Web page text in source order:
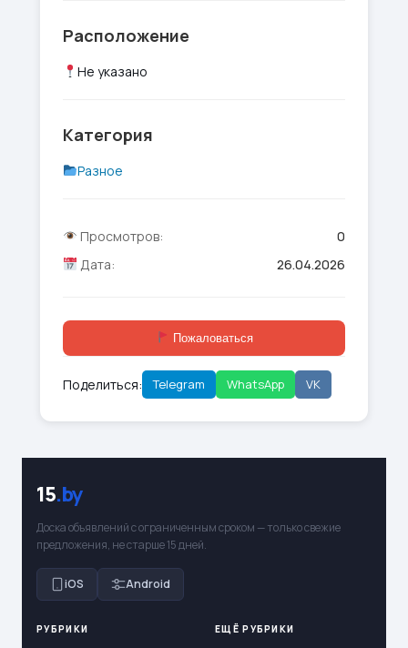
Расположение
Не указано
Категория
Разное
Просмотров:
0
Дата:
26.04.2026
Пожаловаться
Поделиться: Telegram WhatsApp VK
15.by
Доска объявлений с ограниченным сроком — только свежие
предложения, не старше 15 дней.
iOS Android
РУБРИКИ ЕЩЁ РУБРИКИ